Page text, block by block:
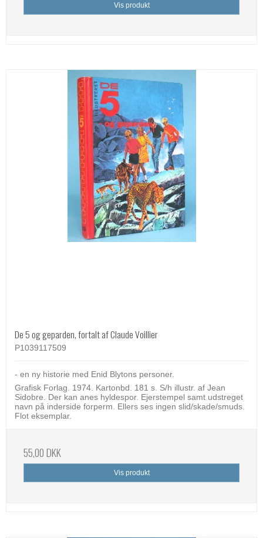
Vis produkt
De 5 og geparden, fortalt af Claude Voillier
P1039117509
- en ny historie med Enid Blytons personer.
Grafisk Forlag. 1974. Kartonbd. 181 s. S/h illustr. af Jean
Sidobre. Der kan anes hyldespor. Ejerstempel samt udstreget
navn på inderside forperm. Ellers ses ingen slid/skade/smuds.
Flot eksemplar.
55,00 DKK
Vis produkt